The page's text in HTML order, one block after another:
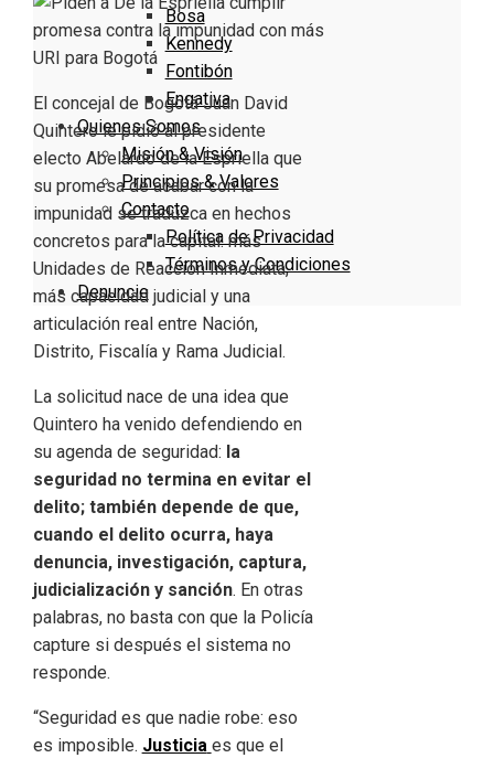
Bosa
Kennedy
Fontibón
Engativa
Quienes Somos
Misión & Visión
Principios & Valores
Contacto
Política de Privacidad
Términos y Condiciones
Denuncie
El concejal de Bogotá Juan David
Quintero le pidió al presidente
electo Abelardo de la Espriella que
su promesa de acabar con la
impunidad se traduzca en hechos
concretos para la capital: más
Unidades de Reacción Inmediata,
más capacidad judicial y una
articulación real entre Nación,
Distrito, Fiscalía y Rama Judicial.
La solicitud nace de una idea que
Quintero ha venido defendiendo en
su agenda de seguridad: la
seguridad no termina en evitar el
delito; también depende de que,
cuando el delito ocurra, haya
denuncia, investigación, captura,
judicialización y sanción. En otras
palabras, no basta con que la Policía
capture si después el sistema no
responde.
“Seguridad es que nadie robe: eso
es imposible. Justicia es que el